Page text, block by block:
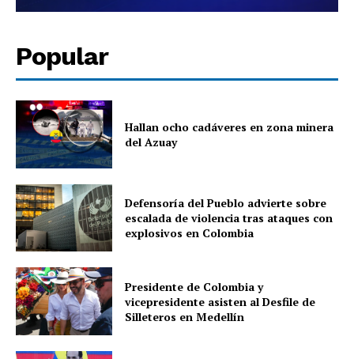
Popular
Hallan ocho cadáveres en zona minera
del Azuay
Defensoría del Pueblo advierte sobre
escalada de violencia tras ataques con
explosivos en Colombia
Presidente de Colombia y
vicepresidente asisten al Desfile de
Silleteros en Medellín